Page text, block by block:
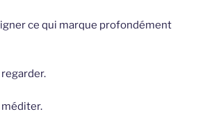
ce qui marque profondément
méditer.